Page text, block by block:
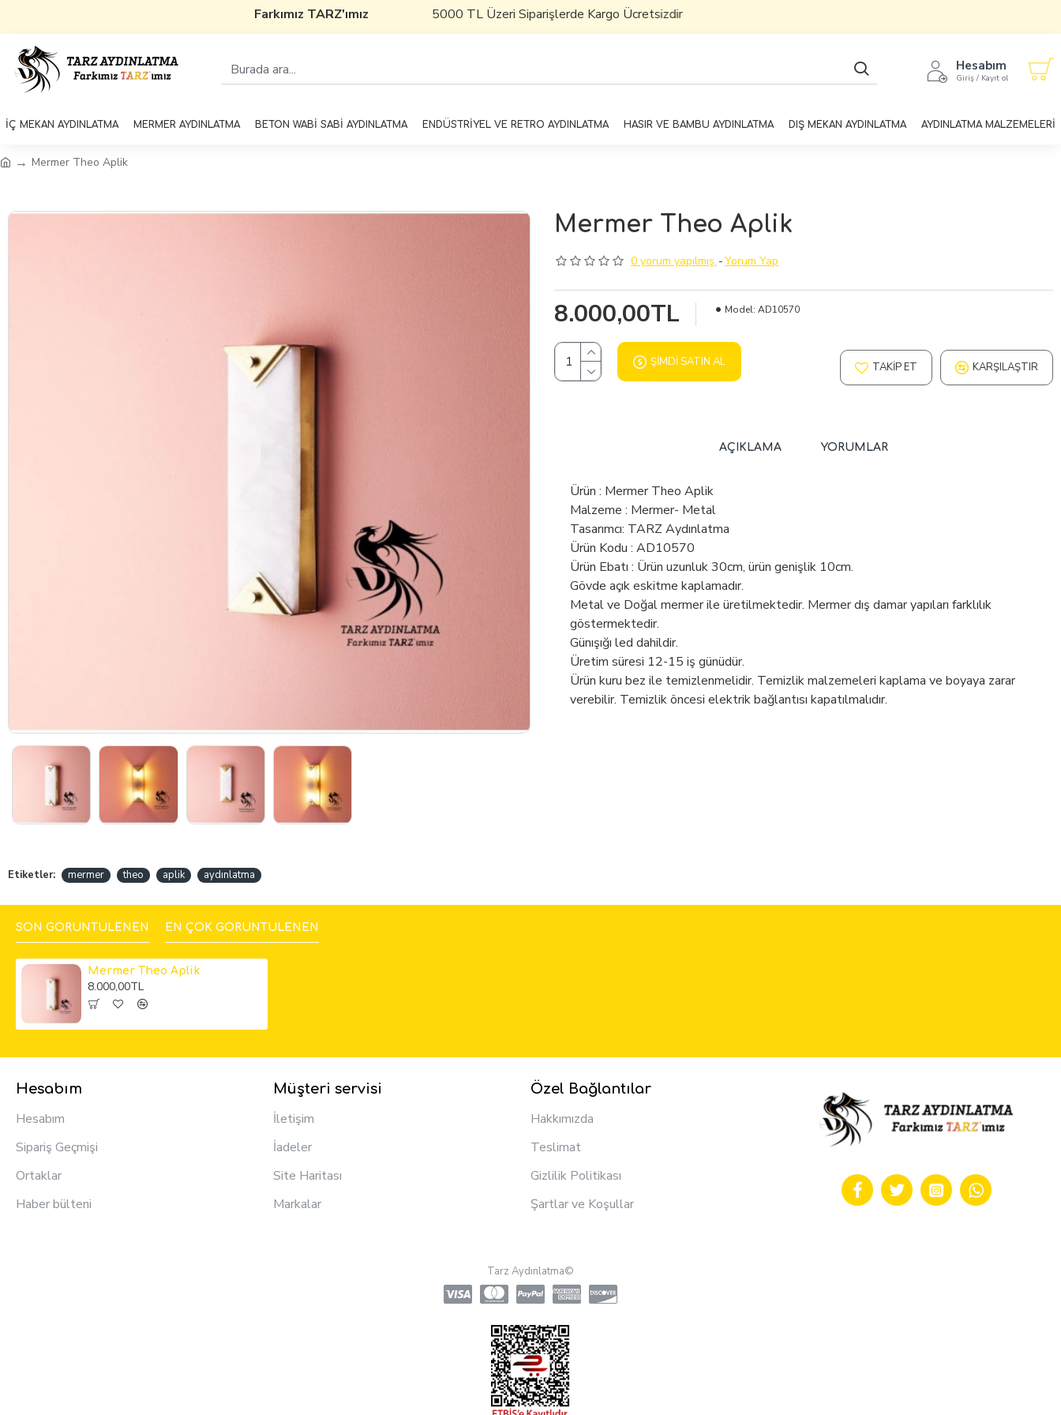
Farkımız TARZ'ımız5000 TL Üzeri Siparişlerde Kargo Ücretsizdir
Hesabım
Giriş / Kayıt ol
İÇ MEKAN AYDINLATMA MERMER AYDINLATMA BETON WABİ SABİ AYDINLATMA ENDÜSTRİYEL VE RETRO AYDINLATMA HASIR VE BAMBU AYDINLATMA DIŞ MEKAN AYDINLATMA AYDINLATMA MALZEMELERİ
Mermer Theo Aplik
Mermer Theo Aplik
0 yorum yapılmış. -Yorum Yap
8.000,00TL Model: AD10570
ŞIMDI SATIN AL TAKIP ET KARŞILAŞTIR
AÇIKLAMA YORUMLAR
Ürün : Mermer Theo Aplik
Malzeme : Mermer- Metal
Tasarımcı: TARZ Aydınlatma
Ürün Kodu : AD10570
Ürün Ebatı : Ürün uzunluk 30cm, ürün genişlik 10cm.
Gövde açık eskitme kaplamadır.
Metal ve Doğal mermer ile üretilmektedir. Mermer dış damar yapıları farklılık
göstermektedir.
Günışığı led dahildir.
Üretim süresi 12-15 iş günüdür.
Ürün kuru bez ile temizlenmelidir. Temizlik malzemeleri kaplama ve boyaya zarar
verebilir. Temizlik öncesi elektrik bağlantısı kapatılmalıdır.
Etiketler: mermer theo aplik aydınlatma
SON GÖRÜNTÜLENEN EN ÇOK GÖRÜNTÜLENEN
Mermer Theo Aplik
8.000,00TL
Hesabım
Hesabım
Sipariş Geçmişi
Ortaklar
Haber bülteni
Müşteri servisi
İletişim
İadeler
Site Haritası
Markalar
Özel Bağlantılar
Hakkımızda
Teslimat
Gizlilik Politikası
Şartlar ve Koşullar
Tarz Aydınlatma©